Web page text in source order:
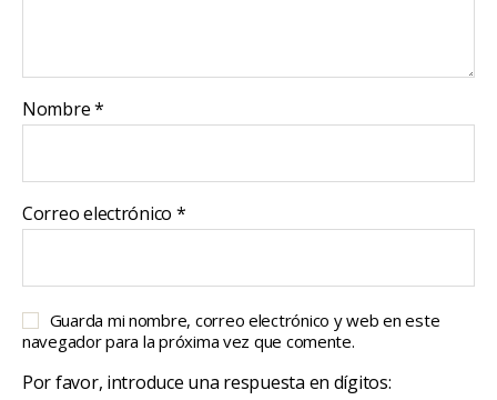
Nombre*
Correo electrónico *
Guarda mi nombre, correo electrónico y web en este
navegador para la próxima vez que comente.
Por favor, introduce una respuesta en dígitos: